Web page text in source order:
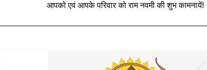
आपको एवं आपके परिवार को राम नवमी की शुभ कामनायें!